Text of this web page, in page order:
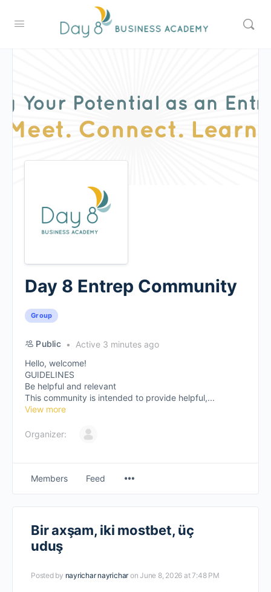
Day 8 Entrep Community
Group
Public
Active 3 minutes ago
Hello, welcome!
GUIDELINES
Be helpful and relevant
This community is intended to provide helpful,...
View more
Organizer:
Members Feed
Bir axşam, iki mostbet, üç
uduş
Posted by nayrichar nayricharon June 8, 2026 at 7:48 PM